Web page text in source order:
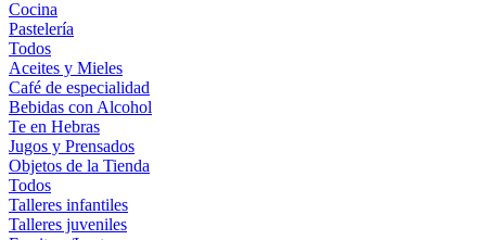
Cocina
Pastelería
Todos
Aceites y Mieles
Café de especialidad
Bebidas con Alcohol
Te en Hebras
Jugos y Prensados
Objetos de la Tienda
Todos
Talleres infantiles
Talleres juveniles